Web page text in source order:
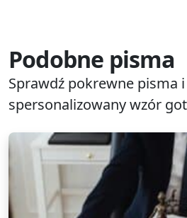
Podobne pisma
Sprawdź pokrewne pisma
spersonalizowany wzór